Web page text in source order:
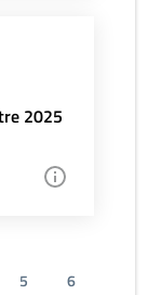
2025
5
6